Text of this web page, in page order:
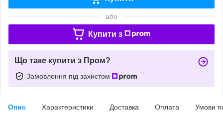
або
Купити з
Що таке купити з Пром?
Замовлення під захистом
Опис Характеристики Доставка Оплата Умови